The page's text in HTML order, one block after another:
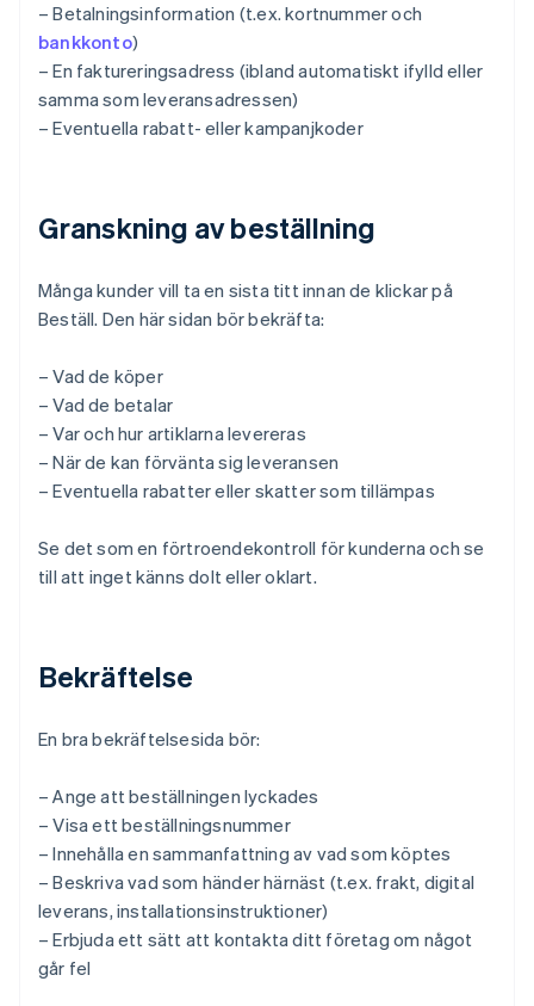
– Betalningsinformation (t.ex. kortnummer och
bankkonto)
– En faktureringsadress (ibland automatiskt ifylld eller
samma som leveransadressen)
– Eventuella rabatt- eller kampanjkoder
Granskning av beställning
Många kunder vill ta en sista titt innan de klickar på
Beställ. Den här sidan bör bekräfta:
– Vad de köper
– Vad de betalar
– Var och hur artiklarna levereras
– När de kan förvänta sig leveransen
– Eventuella rabatter eller skatter som tillämpas
Se det som en förtroendekontroll för kunderna och se
till att inget känns dolt eller oklart.
Bekräftelse
En bra bekräftelsesida bör:
– Ange att beställningen lyckades
– Visa ett beställningsnummer
– Innehålla en sammanfattning av vad som köptes
– Beskriva vad som händer härnäst (t.ex. frakt, digital
leverans, installationsinstruktioner)
– Erbjuda ett sätt att kontakta ditt företag om något
går fel